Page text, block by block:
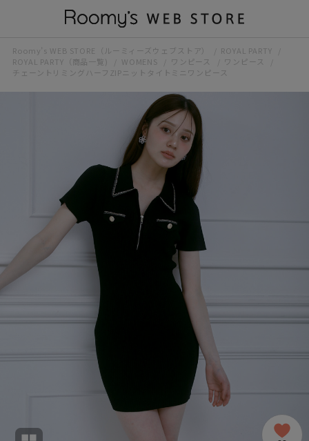
Roomy’s WEB STORE（ルーミィーズウェブストア）
ROYAL PARTY
ROYAL PARTY（商品一覧)
WOMENS ワンピース
ワンピース
チェーントリミングハーフZIPニットタイトミニワンピース